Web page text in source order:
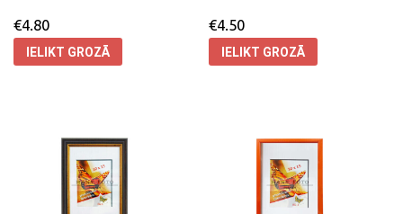
€4.80
IELIKT GROZĀ
€4.50
IELIKT GROZĀ